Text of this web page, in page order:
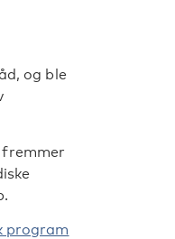
og ble
program